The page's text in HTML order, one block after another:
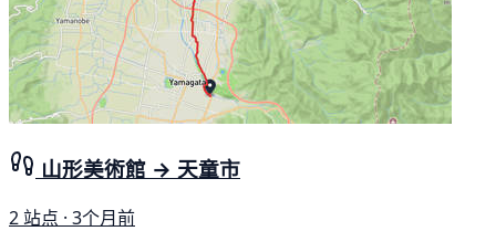
山形美術館 → 天童市
2 站点 · 3个月前